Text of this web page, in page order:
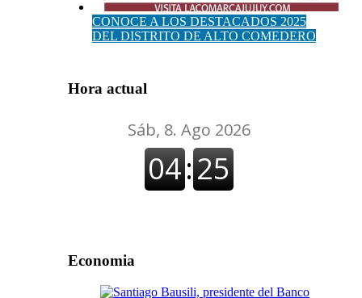
CONOCE A LOS DESTACADOS 2025
DEL DISTRITO DE ALTO COMEDERO
Hora actual
Economia